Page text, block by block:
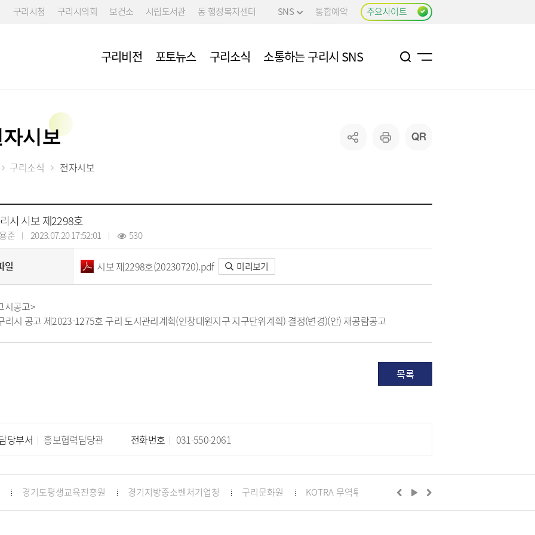
구리시청 구리시의회 보건소 시립도서관 동 행정복지센터 SNS 통합예약 주요사이트
구리비전 포토뉴스 구리소식 소통하는 구리시 SNS
자시보
구리소식 전자시보
시 시보 제2298호
준 2023.07.20 17:52:01 530
일 시보 제2298호(20230720).pdf 미리보기
시공고>
리시 공고 제2023-1275호 구리 도시관리계획(인창대원지구 지구단위계획) 결정(변경)(안) 재공람공고
목록
당부서 홍보협력담당관 전화번호 031-550-2061
경기도평생교육진흥원 경기지방중소벤처기업청 구리문화원 KOTRA 무역투자24 구리시의회